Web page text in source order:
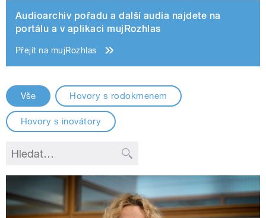
Audioarchiv pořadu a další audia najdete na
portálu a v aplikaci mujRozhlas
Přejít na mujRozhlas
Vše Hovory s rodokmenem
Hovory s inovátory